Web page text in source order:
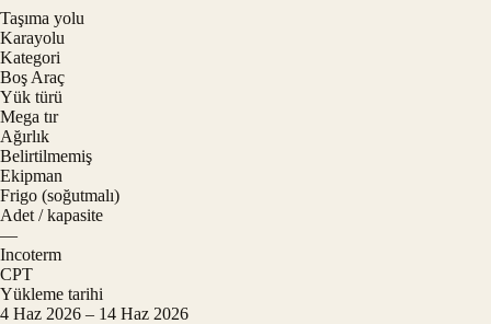
Taşıma yolu
Karayolu
Kategori
Boş Araç
Yük türü
Mega tır
Ağırlık
Belirtilmemiş
Ekipman
Frigo (soğutmalı)
Adet / kapasite
—
Incoterm
CPT
Yükleme tarihi
4 Haz 2026 – 14 Haz 2026